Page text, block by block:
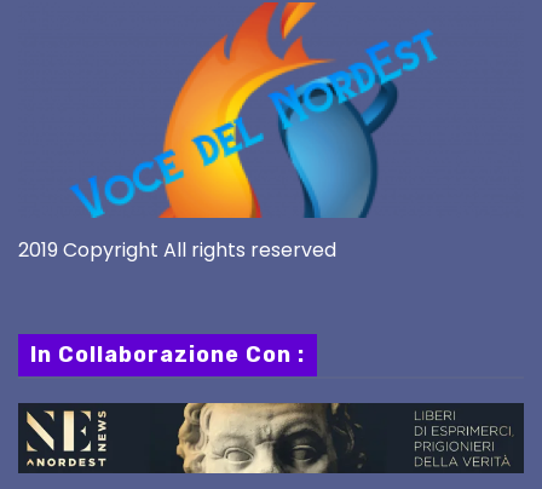
2019 Copyright All rights reserved
In Collaborazione Con :